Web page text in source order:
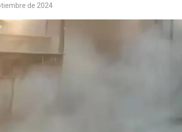
de 2024